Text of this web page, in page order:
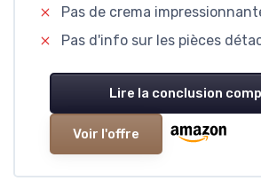
Pas de crema
Pas d'info sur les pièces
Lire la conclusion
Voir l'offre